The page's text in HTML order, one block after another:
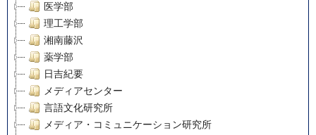
医学部
理工学部
湘南藤沢
薬学部
日吉紀要
メディアセンター
言語文化研究所
メディア・コミュニケーション研究所